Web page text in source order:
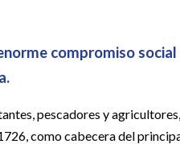
compromiso
pescadores y
como cabecera del